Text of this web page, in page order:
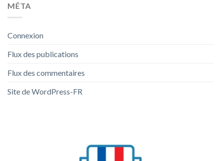
MÉTA
Connexion
Flux des publications
Flux des commentaires
Site de WordPress-FR